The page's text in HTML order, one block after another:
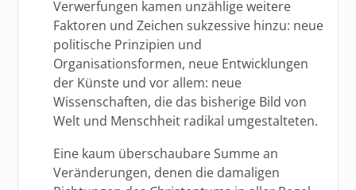
Verwerfungen kamen unzählige weitere
Faktoren und Zeichen sukzessive hinzu: neue
politische Prinzipien und
Organisationsformen, neue Entwicklungen
der Künste und vor allem: neue
Wissenschaften, die das bisherige Bild von
Welt und Menschheit radikal umgestalteten.
Eine kaum überschaubare Summe an
Veränderungen, denen die damaligen